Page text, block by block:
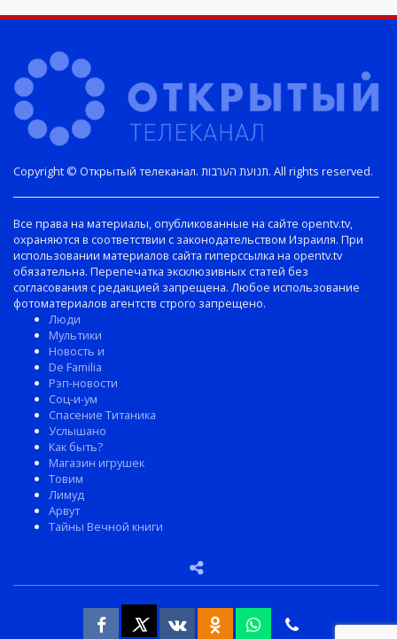
Copyright © Открытый телеканал. תנועת הערבות. All rights reserved.
Все права на материалы, опубликованные на сайте opentv.tv,
охраняются в соответствии с законодательством Израиля. При
использовании материалов сайта гиперссылка на opentv.tv
обязательна. Перепечатка эксклюзивных статей без
согласования с редакцией запрещена. Любое использование
фотоматериалов агентств строго запрещено.
Люди
Мультики
Новость и
De Familia
Рэп-новости
Соц-и-ум
Спасение Титаника
Услышано
Как быть?
Магазин игрушек
Товим
Лимуд
Арвут
Тайны Вечной книги